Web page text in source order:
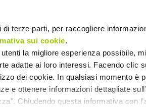
terze parti, per raccogliere
sui cookie.
la migliore esperienza possibile,
adatte ai loro interessi. Facendo clic
dei cookie. In qualsiasi momento è
e ottenere informazioni dettagliate
Chiudendo questa informativa con
INFORMATIVA PROTEZIONE DATI